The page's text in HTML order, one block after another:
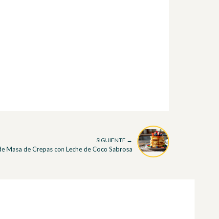
SIGUIENTE →
Masa de Crepas con Leche de Coco Sabrosa